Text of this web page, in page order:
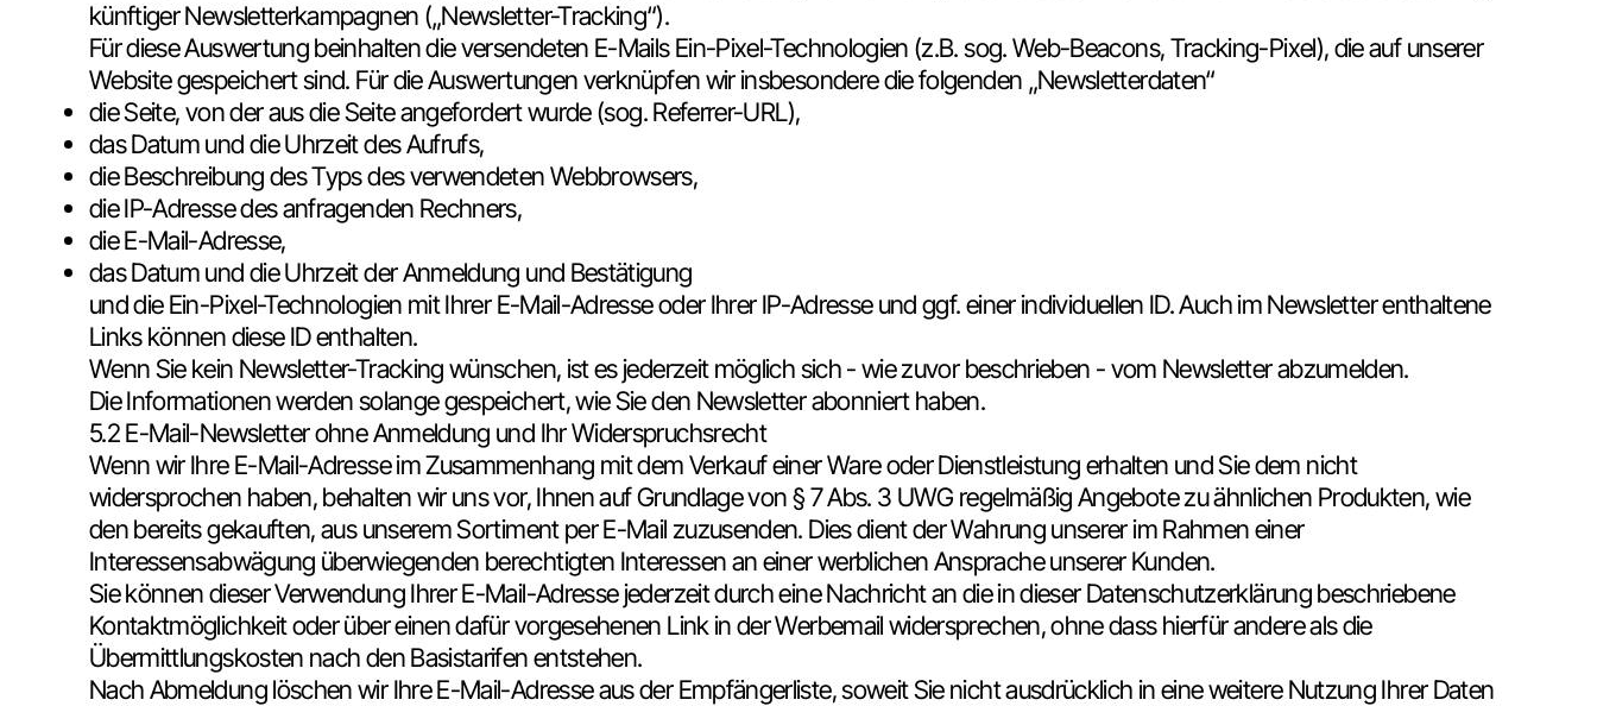
künftiger Newsletterkampagnen („Newsletter-Tracking“).
Für diese Auswertung beinhalten die versendeten E-Mails Ein-Pixel-Technologien (z.B. sog. Web-Beacons, Tracking-Pixel), die auf unserer
Website gespeichert sind. Für die Auswertungen verknüpfen wir insbesondere die folgenden „Newsletterdaten“
die Seite, von der aus die Seite angefordert wurde (sog. Referrer-URL),
das Datum und die Uhrzeit des Aufrufs,
die Beschreibung des Typs des verwendeten Webbrowsers,
die IP-Adresse des anfragenden Rechners,
die E-Mail-Adresse,
das Datum und die Uhrzeit der Anmeldung und Bestätigung
und die Ein-Pixel-Technologien mit Ihrer E-Mail-Adresse oder Ihrer IP-Adresse und ggf. einer individuellen ID. Auch im Newsletter enthaltene
Links können diese ID enthalten.
Wenn Sie kein Newsletter-Tracking wünschen, ist es jederzeit möglich sich - wie zuvor beschrieben - vom Newsletter abzumelden.
Die Informationen werden solange gespeichert, wie Sie den Newsletter abonniert haben.
5.2 E-Mail-Newsletter ohne Anmeldung und Ihr Widerspruchsrecht
Wenn wir Ihre E-Mail-Adresse im Zusammenhang mit dem Verkauf einer Ware oder Dienstleistung erhalten und Sie dem nicht
widersprochen haben, behalten wir uns vor, Ihnen auf Grundlage von § 7 Abs. 3 UWG regelmäßig Angebote zu ähnlichen Produkten, wie
den bereits gekauften, aus unserem Sortiment per E-Mail zuzusenden. Dies dient der Wahrung unserer im Rahmen einer
Interessensabwägung überwiegenden berechtigten Interessen an einer werblichen Ansprache unserer Kunden.
Sie können dieser Verwendung Ihrer E-Mail-Adresse jederzeit durch eine Nachricht an die in dieser Datenschutzerklärung beschriebene
Kontaktmöglichkeit oder über einen dafür vorgesehenen Link in der Werbemail widersprechen, ohne dass hierfür andere als die
Übermittlungskosten nach den Basistarifen entstehen.
Nach Abmeldung löschen wir Ihre E-Mail-Adresse aus der Empfängerliste, soweit Sie nicht ausdrücklich in eine weitere Nutzung Ihrer Daten